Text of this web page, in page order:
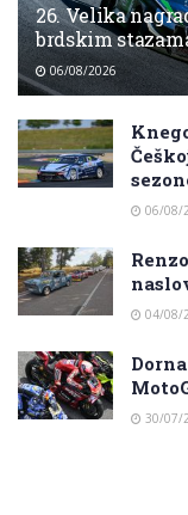
26. Velika
brdskim
06/08/2026
06/08/
04/08/
30/07/